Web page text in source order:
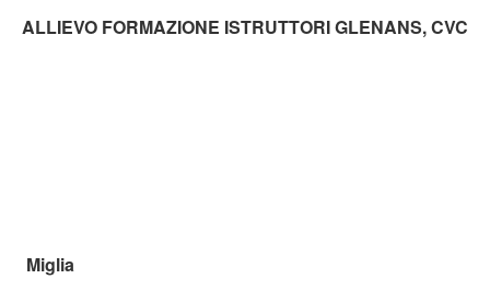
ALLIEVO FORMAZIONE ISTRUTTORI GLENANS, CVC
Miglia